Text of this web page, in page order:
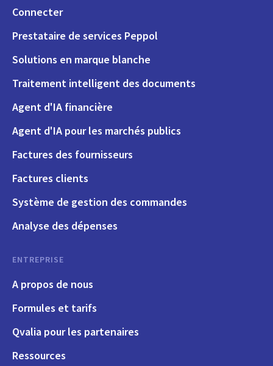
Connecter
Prestataire de services Peppol
Solutions en marque blanche
Traitement intelligent des documents
Agent d'IA financière
Agent d'IA pour les marchés publics
Factures des fournisseurs
Factures clients
Système de gestion des commandes
Analyse des dépenses
ENTREPRISE
A propos de nous
Formules et tarifs
Qvalia pour les partenaires
Ressources